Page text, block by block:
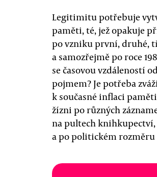
Legitimitu potřebuje
paměti, té, jež opakuje
po vzniku první, druhé,
a samozřejmě po roce
se časovou vzdáleností
pojmem? Je potřeba
k současné inflaci
žízni po různých
na pultech
a po politickém